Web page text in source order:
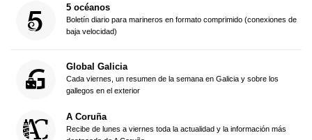
5 océanos
Boletín diario para marineros en formato comprimido (conexiones de
baja velocidad)
Global Galicia
Cada viernes, un resumen de la semana en Galicia y sobre los
gallegos en el exterior
A Coruña
Recibe de lunes a viernes toda la actualidad y la información más